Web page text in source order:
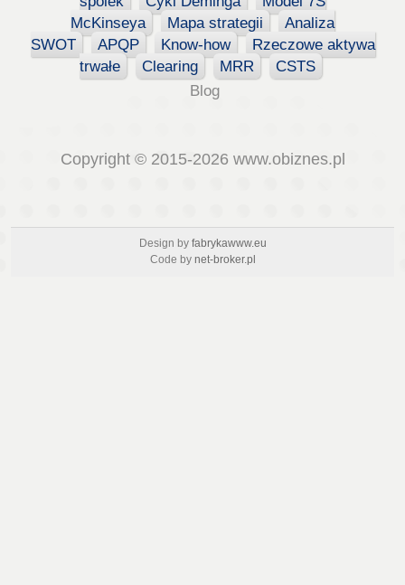
McKinseya
Mapa strategii
Analiza
SWOT
APQP Know-how
Rzeczowe aktywa
trwałe
Clearing MRR
CSTS
Blog
Copyright © 2015-2026 www.obiznes.pl
Design by fabrykawww.eu
Code by net-broker.pl